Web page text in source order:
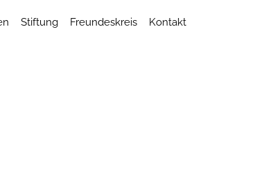
Stiftung Freundeskreis Kontakt